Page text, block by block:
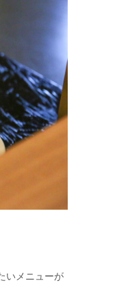
いメニューが